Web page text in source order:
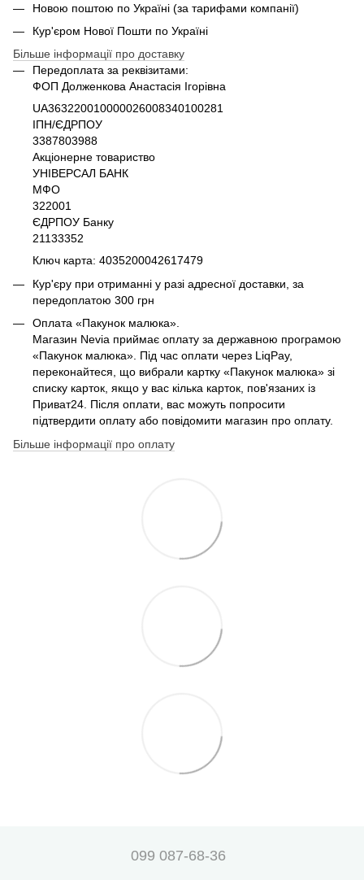
Новою поштою по Україні (за тарифами компанії)
Кур'єром Нової Пошти по Україні
Більше інформації про доставку
Передоплата за реквізитами:
ФОП Долженкова Анастасія Ігорівна
UA363220010000026008340100281
ІПН/ЄДРПОУ
3387803988
Акціонерне товариство
УНІВЕРСАЛ БАНК
МФО
322001
ЄДРПОУ Банку
21133352
Ключ карта: 4035200042617479
Кур'єру при отриманні у разі адресної доставки, за
передоплатою 300 грн
Оплата «Пакунок малюка».
Магазин Nevia приймає оплату за державною програмою
«Пакунок малюка». Під час оплати через LiqPay,
переконайтеся, що вибрали картку «Пакунок малюка» зі
списку карток, якщо у вас кілька карток, пов'язаних із
Приват24. Після оплати, вас можуть попросити
підтвердити оплату або повідомити магазин про оплату.
Більше інформації про оплату
099 087-68-36